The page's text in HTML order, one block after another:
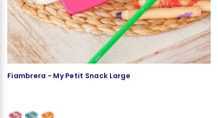
Fiambrera - My Petit Snack Large